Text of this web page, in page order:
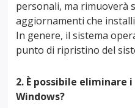
personali, ma rimuoverà
aggiornamenti che
In genere, il sistema
punto di ripristino del
2. È possibile
Windows?